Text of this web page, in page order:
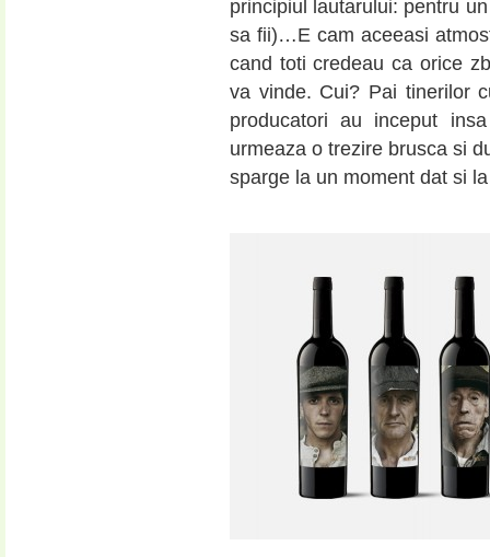
principiul lautarului: pentru
sa fii)…E cam aceeasi
cand toti credeau ca orice
va vinde. Cui? Pai tinerilor
producatori au inceput
urmeaza o trezire brusca si
sparge la un moment dat si